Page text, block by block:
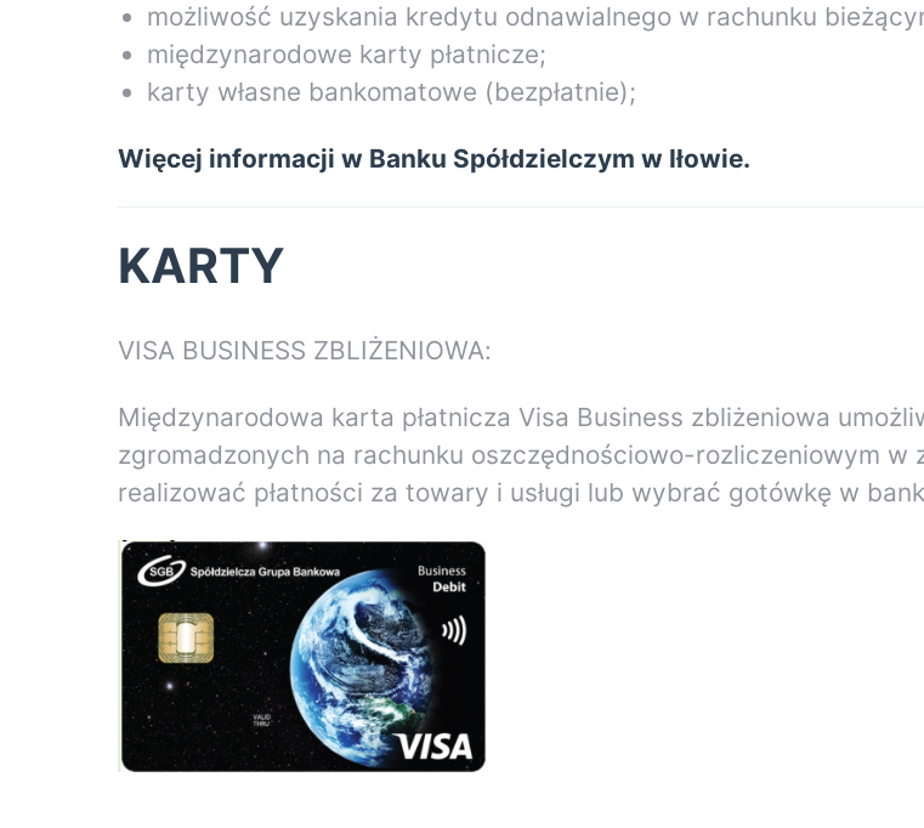
możliwość uzyskania kredytu odnawialnego w rachunku
międzynarodowe karty płatnicze;
karty własne bankomatowe (bezpłatnie);
Więcej informacji w Banku Spółdzielczym w Iłowie.
KARTY
VISA BUSINESS ZBLIŻENIOWA:
Międzynarodowa karta płatnicza Visa Business zbliżeniowa
zgromadzonych na rachunku oszczędnościowo-rozliczeniowym w
realizować płatności za towary i usługi lub wybrać gotówkę w